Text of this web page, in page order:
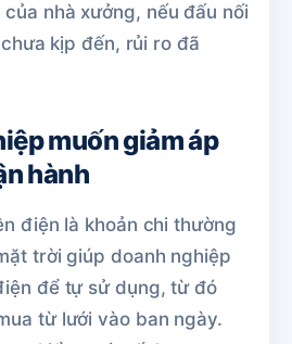
nhà xưởng, nếu đấu nối
kịp đến, rủi ro đã
muốn giảm áp
hành
điện là khoản chi thường
trời giúp doanh nghiệp
để tự sử dụng, từ đó
từ lưới vào ban ngày.